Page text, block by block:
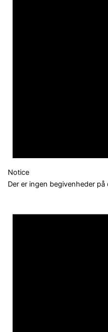
Notice
Der er ingen begivenheder på